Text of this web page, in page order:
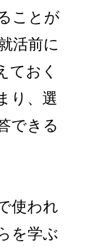
ことが
活前に
ておく
り、選
できる
使われ
を学ぶ